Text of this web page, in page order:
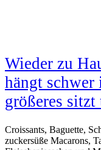
Wieder zu
hängt schwer
größeres
Croissants, Baguette,
zuckersüße Macarons,